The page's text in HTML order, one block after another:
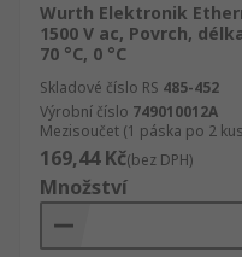
Wurth Elektronik
1500 V ac, Povrch,
70 °C, 0 °C
Skladové číslo RS 485-452
Výrobní číslo 749010012A
Mezisoučet (1 páska po 2
169,44 Kč(bez DPH)
Množství